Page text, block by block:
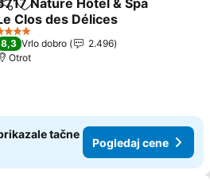
Dodati u favorite
Nature Hôtel & Spa
Clos des Délices
Zvezdice
8,3 Vrlo dobro
2.496
Otrot
tačne
Pogledaj cene